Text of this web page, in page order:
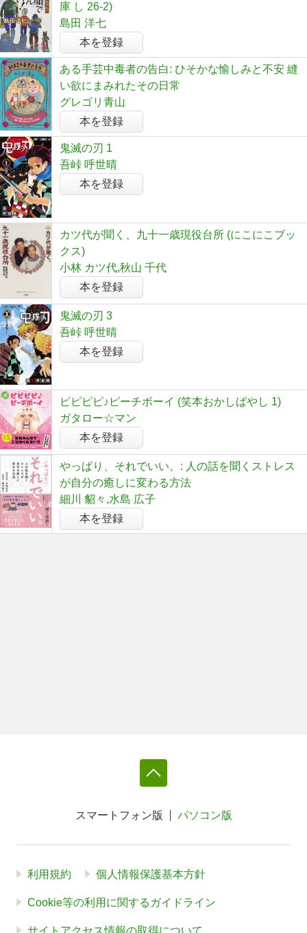
庫 し 26-2)
島田 洋七
本を登録
ある手芸中毒者の告白: ひそかな愉しみと不安 縫
い欲にまみれたその日常
グレゴリ青山
本を登録
鬼滅の刃 1
吾峠 呼世晴
本を登録
カツ代が聞く、九十一歳現役台所 (にこにこブッ
クス)
小林 カツ代,秋山 千代
本を登録
鬼滅の刃 3
吾峠 呼世晴
本を登録
ピピピピ♪ピーチボーイ (笑本おかしばやし 1)
ガタロー☆マン
本を登録
やっぱり、それでいい。: 人の話を聞くストレス
が自分の癒しに変わる方法
細川 貂々,水島 広子
本を登録
スマートフォン版 パソコン版
利用規約 個人情報保護基本方針
Cookie等の利用に関するガイドライン
サイトアクセス情報の取得について